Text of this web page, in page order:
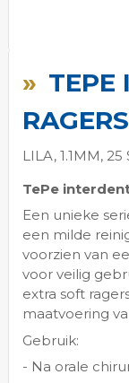
TEPE
LILA, 1.1MM, 25
TePe
Een unieke
een milde
voorzien van
voor veilig
extra soft
maatvoering
Gebruik:
- Na orale
het
van
afbeeldingen-
gallerij